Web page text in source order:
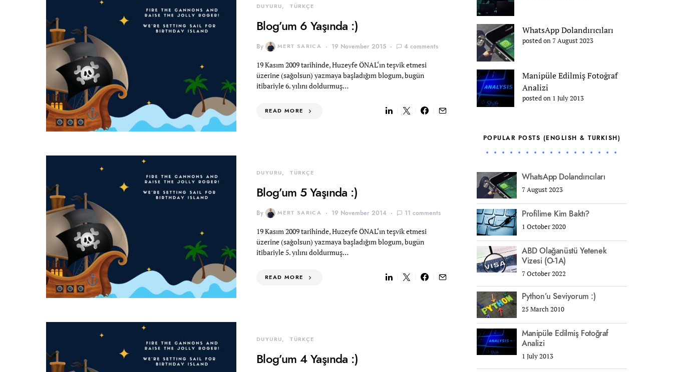
DUYURU TÜRKÇE
Blog’um 6 Yaşında :)
By MERT SARICA 19 November 2015 4 comments
19 Kasım 2009 tarihinde, Huzeyfe ÖNAL‘ın teşvik etmesi
üzerine (sağolsun) yazmaya başladığım blogum, bugün
itibariyle 6. yılını doldurmuş…
READ MORE
DUYURU TÜRKÇE
Blog’um 5 Yaşında :)
By MERT SARICA 19 November 2014 11 comments
19 Kasım 2009 tarihinde, Huzeyfe ÖNAL‘ın teşvik etmesi
üzerine (sağolsun) yazmaya başladığım blogum, bugün
itibariyle 5. yılını doldurmuş…
READ MORE
DUYURU TÜRKÇE
Blog’um 4 Yaşında :)
WhatsApp Dolandırıcıları
posted on 7 August 2023
Manipüle Edilmiş Fotoğraf
Analizi
posted on 1 July 2013
POPULAR POSTS (ENGLISH & TURKISH)
WhatsApp Dolandırıcıları
7 August 2023
Profilime Kim Baktı?
1 October 2020
ABD Olağanüstü Yetenek
Vizesi (O-1A)
7 October 2022
Python’u Seviyorum :)
25 March 2010
Manipüle Edilmiş Fotoğraf
Analizi
1 July 2013